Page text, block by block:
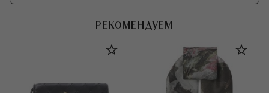
РЕКОМЕНДУЕМ